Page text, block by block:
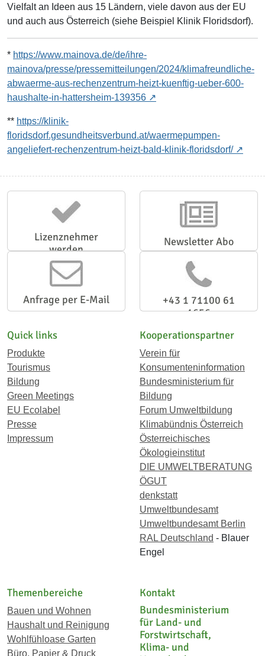
Vielfalt an Ideen aus 15 Ländern, viele davon aus der EU
und auch aus Österreich (siehe Beispiel Klinik Floridsdorf).
* https://www.mainova.de/de/ihre-
mainova/presse/pressemitteilungen/2024/klimafreundliche-
abwaerme-aus-rechenzentrum-heizt-kuenftig-ueber-600-
haushalte-in-hattersheim-139356
** https://klinik-
floridsdorf.gesundheitsverbund.at/waermepumpen-
angeliefert-rechenzentrum-heizt-bald-klinik-floridsdorf/
Lizenznehmer
werden
Newsletter Abo
Anfrage per E-Mail
+43 1 71100 61
1656
Quick links
Produkte
Tourismus
Bildung
Green Meetings
EU Ecolabel
Presse
Impressum
Kooperationspartner
Verein für
Konsumenteninformation
Bundesministerium für
Bildung
Forum Umweltbildung
Klimabündnis Österreich
Österreichisches
Ökologieinstitut
DIE UMWELTBERATUNG
ÖGUT
denkstatt
Umweltbundesamt
Umweltbundesamt Berlin
RAL Deutschland - Blauer
Engel
Themenbereiche
Bauen und Wohnen
Haushalt und Reinigung
Wohlfühloase Garten
Büro, Papier & Druck
Kontakt
Bundesministerium
für Land- und
Forstwirtschaft,
Klima- und